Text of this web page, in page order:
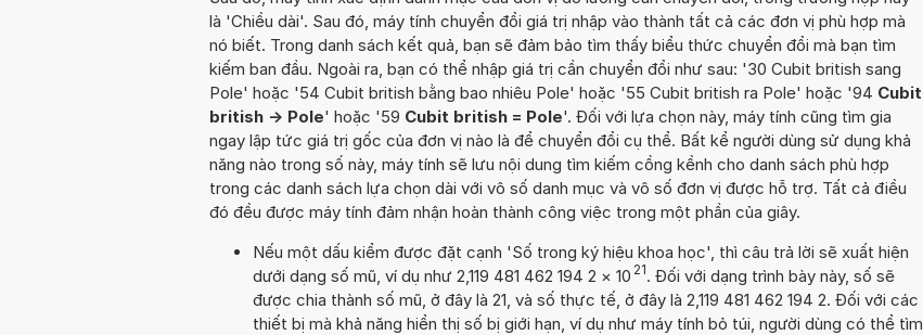
là 'Chiều dài'. Sau đó, máy tính chuyển đổi giá trị nhập vào thành tất cả các đơn vị phù hợp mà
nó biết. Trong danh sách kết quả, bạn sẽ đảm bảo tìm thấy biểu thức chuyển đổi mà bạn tìm
kiếm ban đầu. Ngoài ra, bạn có thể nhập giá trị cần chuyển đổi như sau: '30 Cubit british sang
Pole' hoặc '54 Cubit british bằng bao nhiêu Pole' hoặc '55 Cubit british ra Pole' hoặc '94 Cubit
british -> Pole' hoặc '59 Cubit british = Pole'. Đối với lựa chọn này, máy tính cũng tìm gia
ngay lập tức giá trị gốc của đơn vị nào là để chuyển đổi cụ thể. Bất kể người dùng sử dụng khả
năng nào trong số này, máy tính sẽ lưu nội dung tìm kiếm cồng kềnh cho danh sách phù hợp
trong các danh sách lựa chọn dài với vô số danh mục và vô số đơn vị được hỗ trợ. Tất cả điều
đó đều được máy tính đảm nhận hoàn thành công việc trong một phần của giây.
Nếu một dấu kiểm được đặt cạnh 'Số trong ký hiệu khoa học', thì câu trả lời sẽ xuất hiện
dưới dạng số mũ, ví dụ như 2,119 481 462 194 2 × 10 21. Đối với dạng trình bày này, số sẽ
được chia thành số mũ, ở đây là 21, và số thực tế, ở đây là 2,119 481 462 194 2. Đối với các
thiết bị mà khả năng hiển thị số bị giới hạn, ví dụ như máy tính bỏ túi, người dùng có thể tìm